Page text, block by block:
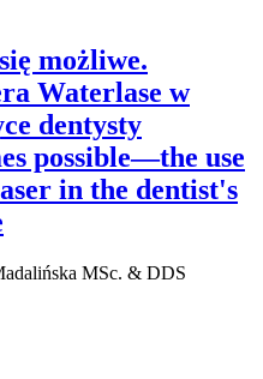
możliwe.
Waterlase w
dentysty
possible—the use
in the dentist's
MSc. & DDS